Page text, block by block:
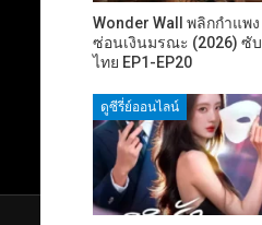
Wonder Wall พลิกกำแพง
ซ่อนเงินมรณะ (2026) ซับ
ไทย EP1-EP20
ดูซีรี่ย์ออนไลน์